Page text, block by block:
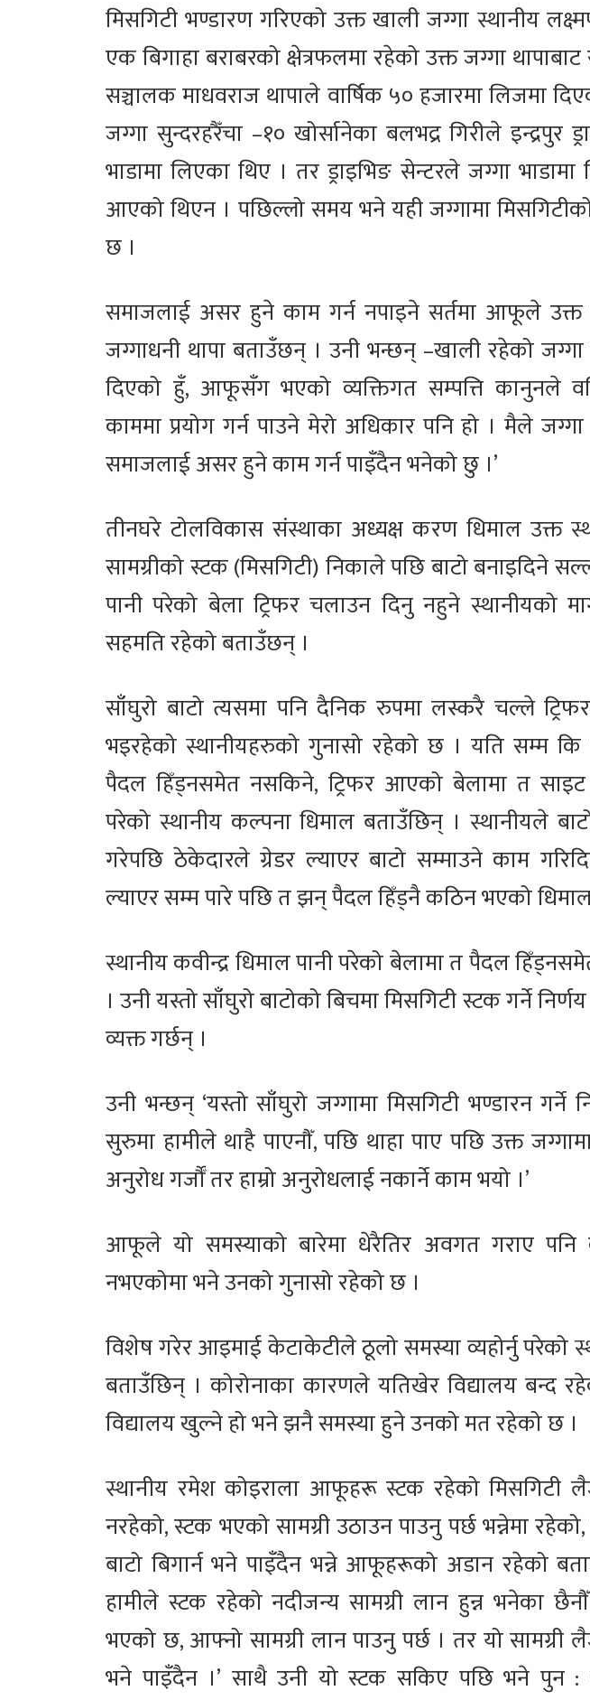
मिसगिटी भण्डारण गरिएको उक्त खाली जग्गा स्थानीय
एक बिगाहा बराबरको क्षेत्रफलमा रहेको उक्त जग्गा थापाबाट
सञ्चालक माधवराज थापाले वार्षिक ५० हजारमा लिजमा
जग्गा सुन्दरहरैँचा –१० खोर्सानेका बलभद्र गिरीले इन्द्रपुर
भाडामा लिएका थिए । तर ड्राइभिङ सेन्टरले जग्गा भाडामा
आएको थिएन । पछिल्लो समय भने यही जग्गामा
छ ।
समाजलाई असर हुने काम गर्न नपाइने सर्तमा आफूले उक्त
जग्गाधनी थापा बताउँछन् । उनी भन्छन् –खाली रहेको
दिएको हुँ, आफूसँग भएको व्यक्तिगत सम्पत्ति कानुनले
काममा प्रयोग गर्न पाउने मेरो अधिकार पनि हो । मैले जग्गा
समाजलाई असर हुने काम गर्न पाइँदैन भनेको छु ।’
तीनघरे टोलविकास संस्थाका अध्यक्ष करण धिमाल उक्त
सामग्रीको स्टक (मिसगिटी) निकाले पछि बाटो बनाइदिने
पानी परेको बेला ट्रिफर चलाउन दिनु नहुने स्थानीयको
सहमति रहेको बताउँछन् ।
साँघुरो बाटो त्यसमा पनि दैनिक रुपमा लस्करै चल्ले
भइरहेको स्थानीयहरुको गुनासो रहेको छ । यति सम्म कि
पैदल हिँड्नसमेत नसकिने, ट्रिफर आएको बेलामा त
परेको स्थानीय कल्पना धिमाल बताउँछिन् । स्थानीयले
गरेपछि ठेकेदारले ग्रेडर ल्याएर बाटो सम्माउने काम
ल्याएर सम्म पारे पछि त झन् पैदल हिँड्नै कठिन भएको
स्थानीय कवीन्द्र धिमाल पानी परेको बेलामा त पैदल
। उनी यस्तो साँघुरो बाटोको बिचमा मिसगिटी स्टक गर्ने
व्यक्त गर्छन् ।
उनी भन्छन् ‘यस्तो साँघुरो जग्गामा मिसगिटी भण्डारन गर्ने
सुरुमा हामीले थाहै पाएनौँ, पछि थाहा पाए पछि उक्त
अनुरोध गर्जौँ तर हाम्रो अनुरोधलाई नकार्ने काम भयो ।’
आफूले यो समस्याको बारेमा धेरैतिर अवगत गराए पनि
नभएकोमा भने उनको गुनासो रहेको छ ।
विशेष गरेर आइमाई केटाकेटीले ठूलो समस्या व्यहोर्नु परेको
बताउँछिन् । कोरोनाका कारणले यतिखेर विद्यालय बन्द
विद्यालय खुल्ने हो भने झनै समस्या हुने उनको मत रहेको छ ।
स्थानीय रमेश कोइराला आफूहरू स्टक रहेको मिसगिटी
नरहेको, स्टक भएको सामग्री उठाउन पाउनु पर्छ भन्नेमा
बाटो बिगार्न भने पाइँदैन भन्ने आफूहरूको अडान रहेको
हामीले स्टक रहेको नदीजन्य सामग्री लान हुन्न भनेका
भएको छ, आफ्नो सामग्री लान पाउनु पर्छ । तर यो सामग्री
भने पाइँदैन ।’ साथै उनी यो स्टक सकिए पछि भने पुन :